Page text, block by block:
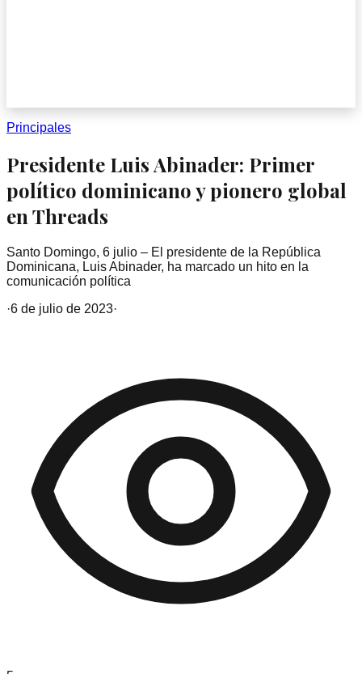
Principales
Presidente Luis Abinader: Primer
político dominicano y pionero global
en Threads
Santo Domingo, 6 julio – El presidente de la República
Dominicana, Luis Abinader, ha marcado un hito en la
comunicación política
·6 de julio de 2023·